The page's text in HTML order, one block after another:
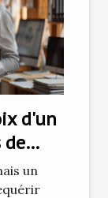
d'un
de
un